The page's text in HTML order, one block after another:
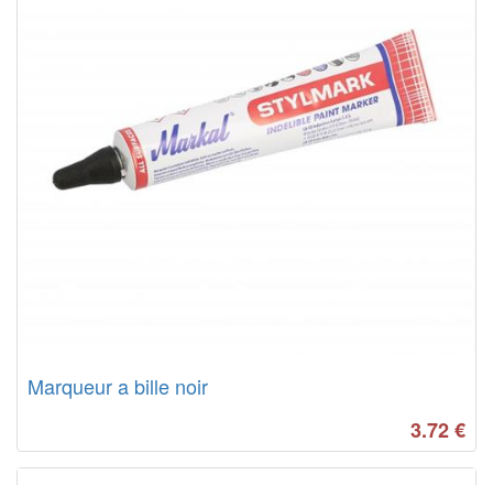
Marqueur a bille noir
3.72€